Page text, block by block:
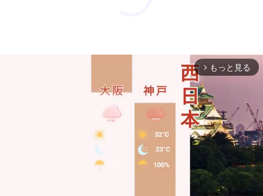
arrow_forward_ios もっと見る